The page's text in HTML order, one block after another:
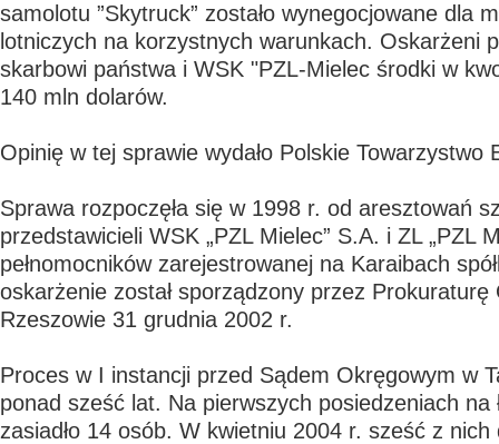
samolotu ”Skytruck” zostało wynegocjowane dla
lotniczych na korzystnych warunkach. Oskarżeni
skarbowi państwa i WSK "PZL-Mielec środki w
140 mln dolarów.
Opinię w tej sprawie wydało Polskie Towarzystwo
Sprawa rozpoczęła się w 1998 r. od aresztowań
przedstawicieli WSK „PZL Mielec” S.A. i ZL „PZL
pełnomocników zarejestrowanej na Karaibach
oskarżenie został sporządzony przez Prokuraturę
Rzeszowie 31 grudnia 2002 r.
Proces w I instancji przed Sądem Okręgowym w
ponad sześć lat. Na pierwszych posiedzeniach na
zasiadło 14 osób. W kwietniu 2004 r. sześć z nich